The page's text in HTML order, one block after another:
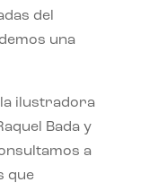
del
una
ilustradora
Bada y
a
que